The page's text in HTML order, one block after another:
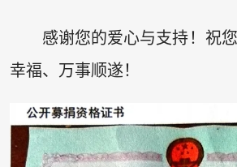
感谢您的爱心与支持！祝
幸福、万事顺遂！